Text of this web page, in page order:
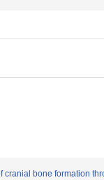
cranial bone formation